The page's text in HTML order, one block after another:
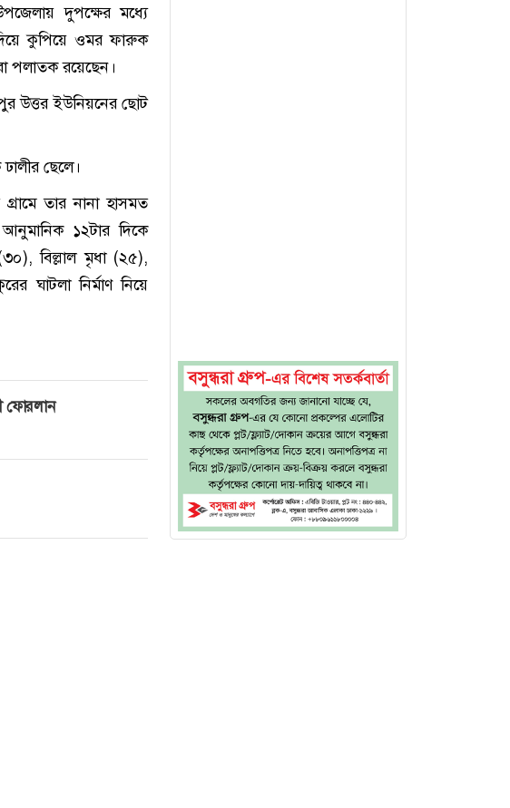
দুপক্ষের মধ্যে
কুপিয়ে ওমর ফারুক
পলাতক রয়েছেন।
উত্তর ইউনিয়নের ছোট
ছেলে।
তার নানা হাসমত
১২টার দিকে
বিল্লাল মৃধা (২৫),
ঘাটলা নির্মাণ নিয়ে
ফোরলান